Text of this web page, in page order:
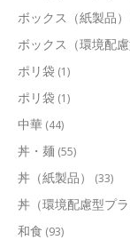
ボックス（紙製品）
ボックス（環境配
ポリ袋 (1)
ポリ袋 (1)
中華 (44)
丼・麺 (55)
丼（紙製品） (33)
丼（環境配慮型プラ
和食 (93)